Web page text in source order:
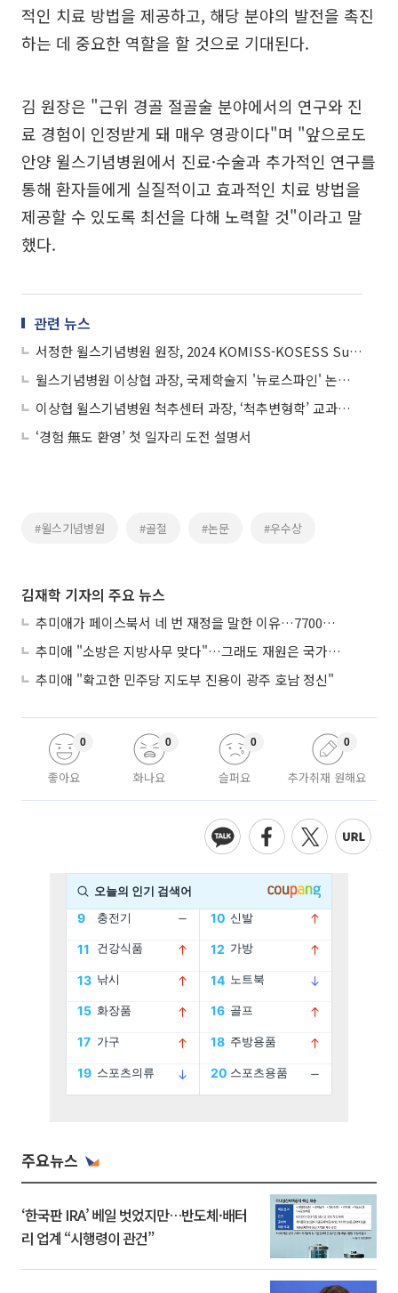
적인 치료 방법을 제공하고, 해당 분야의 발전을 촉진
하는 데 중요한 역할을 할 것으로 기대된다.
김 원장은 "근위 경골 절골술 분야에서의 연구와 진
료 경험이 인정받게 돼 매우 영광이다"며 "앞으로도
안양 윌스기념병원에서 진료·수술과 추가적인 연구를
통해 환자들에게 실질적이고 효과적인 치료 방법을
제공할 수 있도록 최선을 다해 노력할 것"이라고 말
했다.
관련 뉴스
서정한 윌스기념병원 원장, 2024 KOMISS-KOSESS Summit 우수학술상 수상
윌스기념병원 이상협 과장, 국제학술지 '뉴로스파인' 논문 게재
이상협 윌스기념병원 척추센터 과장, ‘척추변형학’ 교과서 집필 참여
‘경험 無도 환영’ 첫 일자리 도전 설명서
#윌스기념병원 #골절 #논문 #우수상
김재학 기자의 주요 뉴스
추미애가 페이스북서 네 번 재정을 말한 이유…7700억 추경 열쇠는 도의회에
추미애 "소방은 지방사무 맞다"…그래도 재원은 국가가 나눠야
추미애 "확고한 민주당 지도부 진용이 광주 호남 정신"
좋아요
0
화나요
0
슬퍼요
0
추가취재 원해요
0
주요뉴스
‘한국판 IRA’ 베일 벗었지만…반도체·배터
리 업계 “시행령이 관건”